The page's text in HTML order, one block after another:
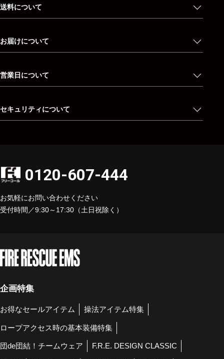
送料について
お届けについて
営業日について
セキュリティについて
0120-607-444
お気軽にお問い合わせください
受付時間／9:30～17:30（土日祝除く）
企画特集
お得なセールアイテム 操法アイテム特集
ロープアクセス時の基本装備特集
団de団結！チームウェア F.R.E. DESIGN CLASSIC